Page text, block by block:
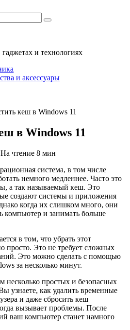
и технологиях
и аксессуары
кеш в Windows 11
в Windows 11
На чтение 8 мин
система, в том числе
немного медленнее. Часто это
а так называемый кеш. Это
создают системы и приложения
когда их слишком много, они
компьютер и занимать больше
в том, что убрать этот
просто. Это не требует сложных
Это можно сделать с помощью
за несколько минут.
несколько простых и безопасных
узнаете, как удалить временные
и даже сбросить кеш
вызывает проблемы. После
ваш компьютер станет намного